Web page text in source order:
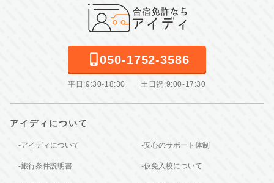
050-1752-3586
平日:9:30-18:30 土日祝:9:00-17:30
アイディについて
-アイディについて -安心のサポート体制
-旅行条件説明書 -仮免入校について